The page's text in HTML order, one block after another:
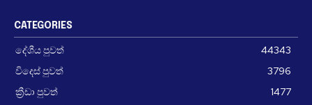
CATEGORIES
දේශීය පුවත්
44343
විදෙස් පුවත්
3796
ක්‍රීඩා පුවත්
1477